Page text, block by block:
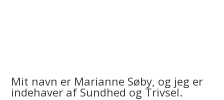
Mit navn er Marianne Søby, og jeg er
indehaver af Sundhed og Trivsel.